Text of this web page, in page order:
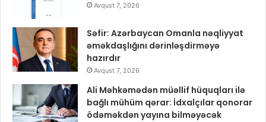
Avqust 7, 2026
Səfir: Azərbaycan Omanla nəqliyyat
əməkdaşlığını dərinləşdirməyə
hazırdır
Avqust 7, 2026
Ali Məhkəmədən müəllif hüquqları ilə
bağlı mühüm qərar: İdxalçılar qonorar
ödəməkdən yayına bilməyəcək